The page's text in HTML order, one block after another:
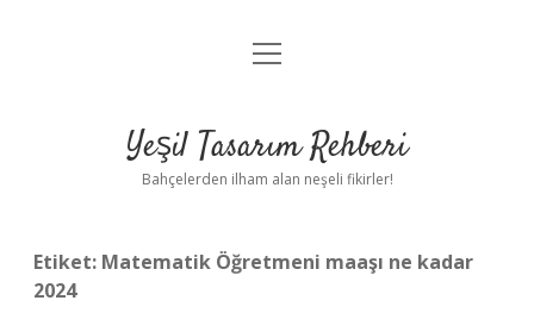
Anasayfa
Yasal Uyarı
menüyü
Yeşil Tasarım Rehberi
Bahçelerden ilham alan neşeli fikirler!
Etiket: Matematik Öğretmeni maaşı ne kadar
2024